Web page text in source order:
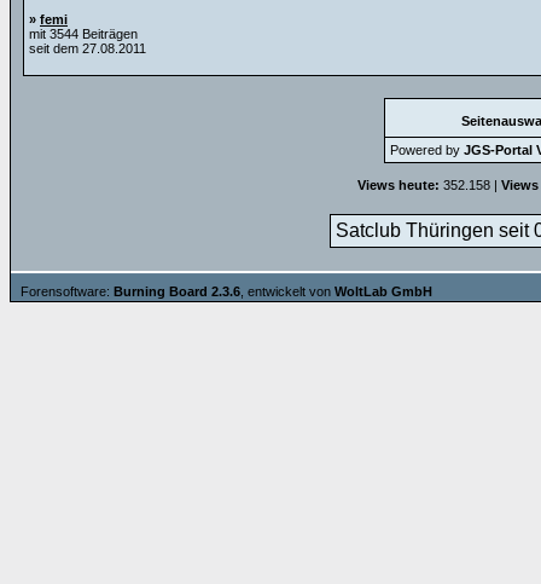
» femi
mit 3544 Beiträgen
seit dem 27.08.2011
Powered by JGS-Portal
Views heute: 352.158 |
Satclub Thüringen seit
Forensoftware: Burning Board 2.3.6 , entwickelt von WoltLab GmbH